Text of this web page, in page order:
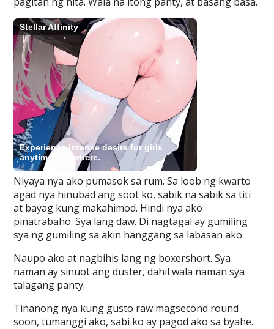
Niyaya nya ako pumasok sa rum. Sa loob ng kwarto
agad nya hinubad ang soot ko, sabik na sabik sa titi
at bayag kung makahimod. Hindi nya ako
pinatrabaho. Sya lang daw. Di nagtagal ay gumiling
sya ng gumiling sa akin hanggang sa labasan ako.
Naupo ako at nagbihis lang ng boxershort. Sya
naman ay sinuot ang duster, dahil wala naman sya
talagang panty.
Tinanong nya kung gusto raw magsecond round
soon, tumanggi ako, sabi ko ay pagod ako sa byahe.